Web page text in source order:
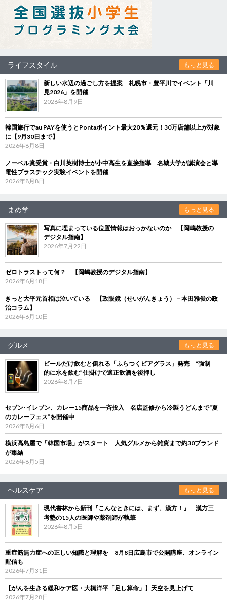
ライフスタイル もっと見る
新しい水辺の過ごし方を提案 札幌市・豊平川でイベント「川
見2026」を開催
2026年8月9日
韓国旅行でau PAYを使うとPontaポイント最大20％還元！30万店舗以上が対象
に【9月30日まで】
2026年8月8日
ノーベル賞受賞・白川英樹博士が小中高生を直接指導 名城大学が講演会と導
電性プラスチック実験イベントを開催
2026年8月8日
まめ学 もっと見る
写真に埋まっている位置情報はおっかないのか 【岡嶋教授の
デジタル指南】
2026年7月22日
ゼロトラストって何？ 【岡嶋教授のデジタル指南】
2026年6月18日
きっと大平元首相は泣いている 【政眼鏡（せいがんきょう）－本田雅俊の政
治コラム】
2026年6月10日
グルメ もっと見る
ビールだけ飲むと倒れる「ふらつくビアグラス」発売 “強制
的に水を飲む”仕掛けで適正飲酒を後押し
2026年8月7日
セブン‐イレブン、カレー15商品を一斉投入 名店監修から冷製うどんまで“夏
のカレーフェス”を開催中
2026年8月6日
横浜高島屋で「韓国市場」がスタート 人気グルメから雑貨まで約30ブランド
が集結
2026年8月5日
ヘルスケア もっと見る
現代書林から新刊『こんなときには、まず、漢方！』 漢方三
考塾の15人の医師や薬剤師が執筆
2026年8月5日
重症筋無力症への正しい知識と理解を 8月8日広島市で公開講座、オンライン
配信も
2026年7月31日
【がんを生きる緩和ケア医・大橋洋平「足し算命」】天空を見上げて
2026年7月28日